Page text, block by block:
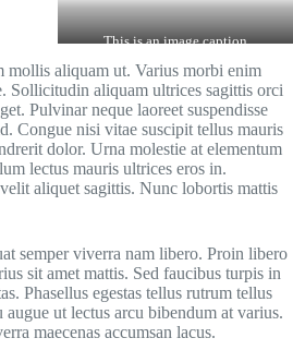
This is an image caption
mollis aliquam ut. Varius morbi enim
Sollicitudin aliquam ultrices sagittis orci
Pulvinar neque laoreet suspendisse
Congue nisi vitae suscipit tellus mauris
dolor. Urna molestie at elementum
lectus mauris ultrices eros in.
aliquet sagittis. Nunc lobortis mattis
semper viverra nam libero. Proin libero
sit amet mattis. Sed faucibus turpis in
Phasellus egestas tellus rutrum tellus
ut lectus arcu bibendum at varius.
maecenas accumsan lacus.